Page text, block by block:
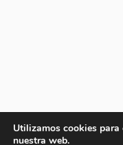
Utilizamos cookies para
nuestra web.